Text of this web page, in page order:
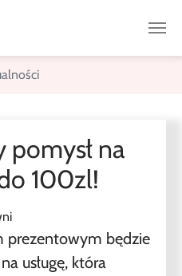
pomysł na
100zl!
prezentowym będzie
usługę, która